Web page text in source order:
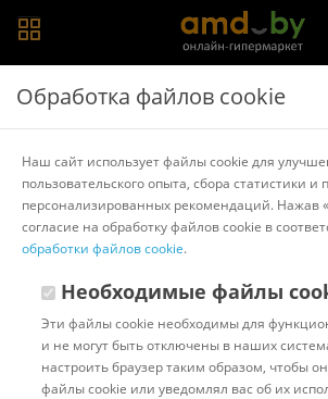
Главная > Каталог товаров Стулья для
Другие товары Ника
Обработка файлов cookie
Наш сайт использует файлы cookie для
пользовательского опыта, сбора статистики и
персонализированных рекомендаций. Нажав
согласие на обработку файлов cookie в
обработки файлов cookie.
Необходимые файлы
Эти файлы cookie необходимы для
и не могут быть отключены в наших
настроить браузер таким образом, чтобы
файлы cookie или уведомлял вас об их